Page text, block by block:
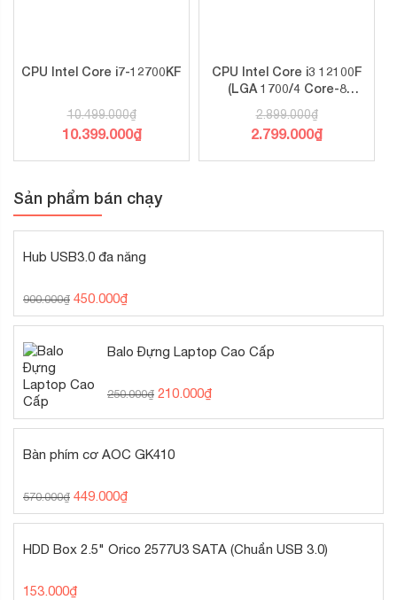
CPU Intel Core i7-12700KF
10.499.000₫
10.399.000₫
CPU Intel Core i3 12100F
(LGA 1700/4 Core-8
Thread/3.3 GHz-4.3
GHz/12 MB/58 W)
2.899.000₫
2.799.000₫
Sản phẩm bán chạy
Hub USB3.0 đa năng
900.000₫ 450.000₫
Balo Đựng Laptop Cao Cấp
250.000₫ 210.000₫
Bàn phím cơ AOC GK410
570.000₫ 449.000₫
HDD Box 2.5" Orico 2577U3 SATA (Chuẩn USB 3.0)
153.000₫